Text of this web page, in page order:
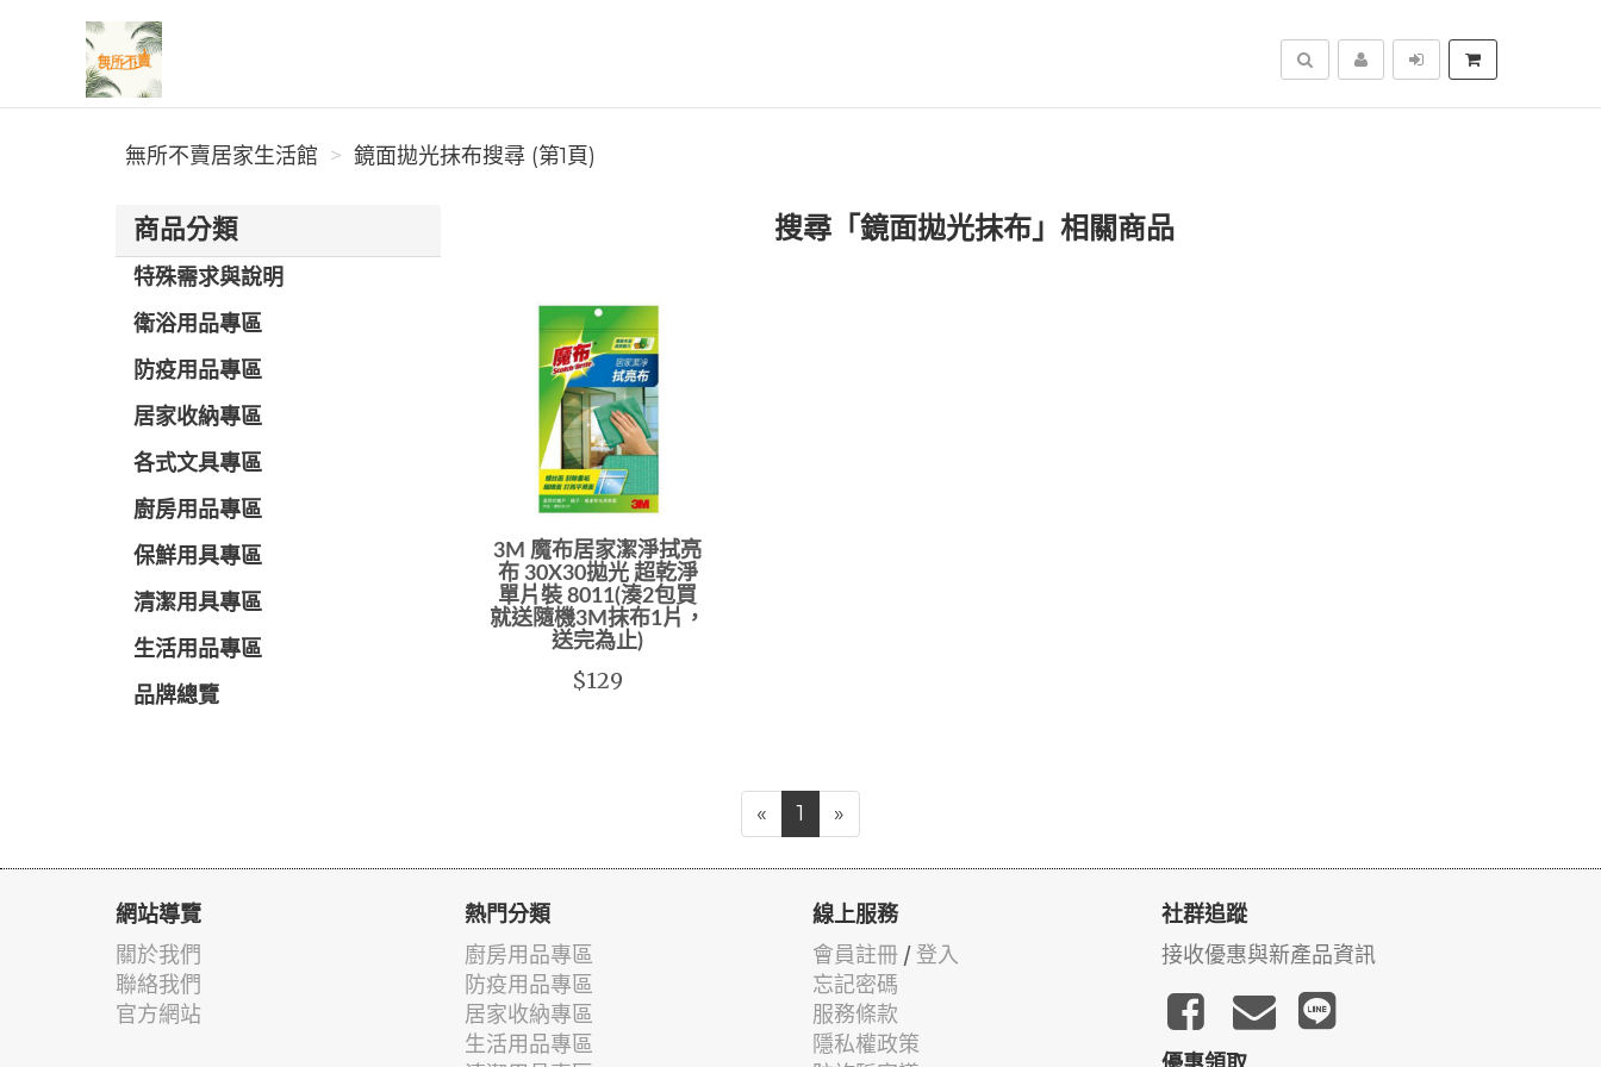
無所不賣居家生活館
搜尋
無所不賣居家生活館 鏡面拋光抹布搜尋 (第1頁)
商品分類
特殊需求與說明
衛浴用品專區
防疫用品專區
居家收納專區
各式文具專區
廚房用品專區
保鮮用具專區
清潔用具專區
生活用品專區
品牌總覽
搜尋「鏡面拋光抹布」相關商品
3M 魔布居家潔淨拭亮
布 30X30拋光 超乾淨
單片裝 8011(湊2包買
就送隨機3M抹布1片，
送完為止)
$129
« 1 »
網站導覽
關於我們
聯絡我們
官方網站
熱門分類
廚房用品專區
防疫用品專區
居家收納專區
生活用品專區
線上服務
會員註冊 / 登入
忘記密碼
服務條款
隱私權政策
社群追蹤
接收優惠與新產品資訊